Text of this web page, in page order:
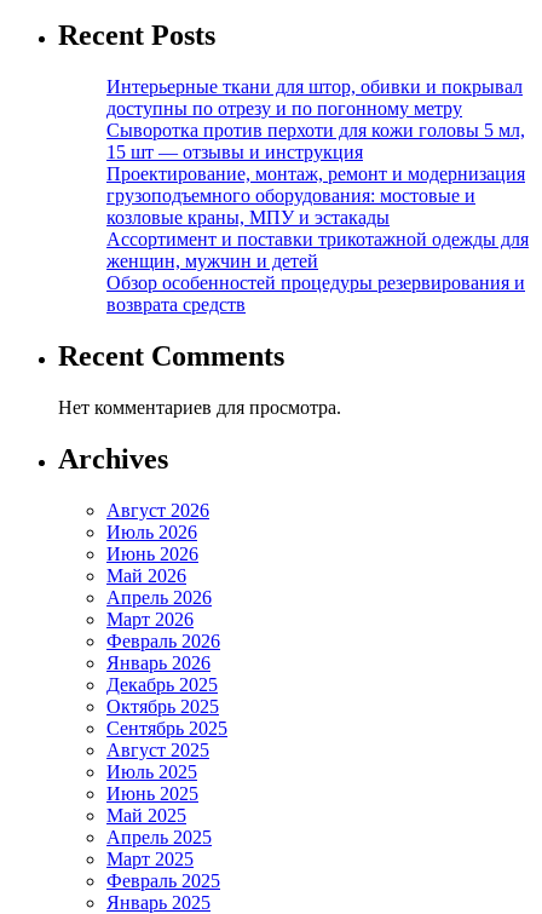
Recent Posts
Интерьерные ткани для штор, обивки и покрывал
доступны по отрезу и по погонному метру
Сыворотка против перхоти для кожи головы 5 мл,
15 шт — отзывы и инструкция
Проектирование, монтаж, ремонт и модернизация
грузоподъемного оборудования: мостовые и
козловые краны, МПУ и эстакады
Ассортимент и поставки трикотажной одежды для
женщин, мужчин и детей
Обзор особенностей процедуры резервирования и
возврата средств
Recent Comments
Нет комментариев для просмотра.
Archives
Август 2026
Июль 2026
Июнь 2026
Май 2026
Апрель 2026
Март 2026
Февраль 2026
Январь 2026
Декабрь 2025
Октябрь 2025
Сентябрь 2025
Август 2025
Июль 2025
Июнь 2025
Май 2025
Апрель 2025
Март 2025
Февраль 2025
Январь 2025